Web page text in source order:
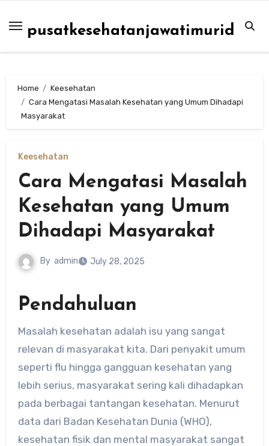
content
pusatkesehatanjawatimurid
Home
Keesehatan
Cara Mengatasi Masalah Kesehatan yang Umum Dihadapi
Masyarakat
Keesehatan
Cara Mengatasi Masalah
Kesehatan yang Umum
Dihadapi Masyarakat
By admin July 28, 2025
Pendahuluan
Masalah kesehatan adalah isu yang sangat
relevan di masyarakat kita. Dari penyakit umum
seperti flu hingga gangguan kesehatan yang
lebih serius, masyarakat sering kali dihadapkan
pada berbagai tantangan kesehatan. Menurut
data dari Badan Kesehatan Dunia (WHO),
kesehatan fisik dan mental masyarakat sangat